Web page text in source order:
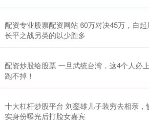
配资专业股票配资网站 60万对决45万，白起
长平之战另类的以少胜多
配资炒股给股票 一旦武统台湾，这4个人必
跑不掉！
十大杠杆炒股平台 刘銮雄儿子装穷去相亲
实身份曝光后打脸女嘉宾